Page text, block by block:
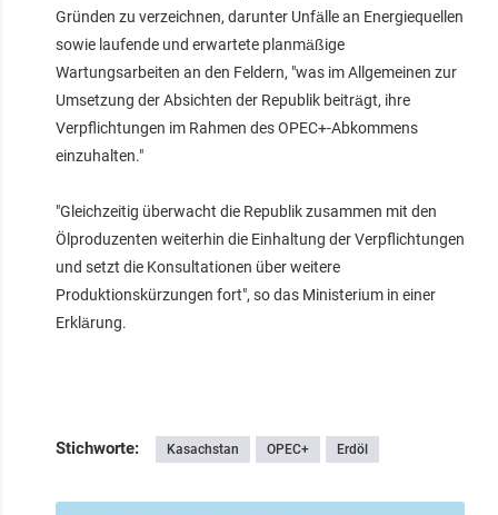
Gründen zu verzeichnen, darunter Unfälle an Energiequellen
sowie laufende und erwartete planmäßige
Wartungsarbeiten an den Feldern, "was im Allgemeinen zur
Umsetzung der Absichten der Republik beiträgt, ihre
Verpflichtungen im Rahmen des OPEC+-Abkommens
einzuhalten."
"Gleichzeitig überwacht die Republik zusammen mit den
Ölproduzenten weiterhin die Einhaltung der Verpflichtungen
und setzt die Konsultationen über weitere
Produktionskürzungen fort", so das Ministerium in einer
Erklärung.
Stichworte: Kasachstan OPEC+ Erdöl